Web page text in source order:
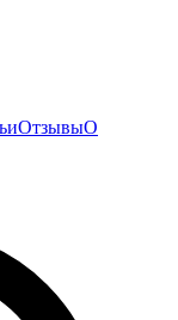
ОтзывыО